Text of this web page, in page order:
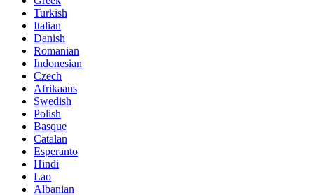
Turkish
Italian
Danish
Romanian
Indonesian
Czech
Afrikaans
Swedish
Polish
Basque
Catalan
Esperanto
Hindi
Lao
Albanian